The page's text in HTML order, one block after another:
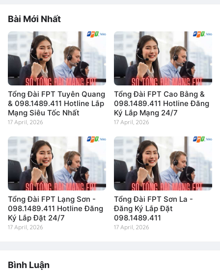
Bài Mới Nhất
Tổng Đài FPT Tuyên Quang
& 098.1489.411 Hotline Lắp
Mạng Siêu Tốc Nhất
17 April, 2026
Tổng Đài FPT Cao Bằng &
098.1489.411 Hotline Đăng
Ký Lắp Mạng 24/7
17 April, 2026
Tổng Đài FPT Lạng Sơn -
098.1489.411 Hotline Đăng
Ký Lắp Đặt 24/7
17 April, 2026
Tổng Đài FPT Sơn La -
Đăng Ký Lắp Đặt
098.1489.411
17 April, 2026
Bình Luận